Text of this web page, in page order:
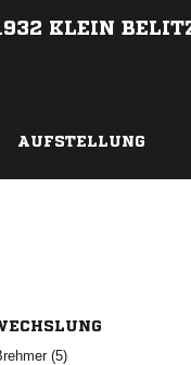
KLEIN
AUFSTELLUNG
